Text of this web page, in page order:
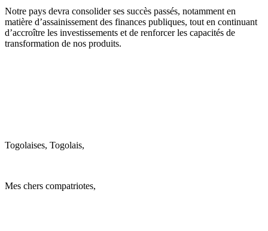
Notre pays devra consolider ses succès passés, notamment en
matière d’assainissement des finances publiques, tout en continuant
d’accroître les investissements et de renforcer les capacités de
transformation de nos produits.
Togolaises, Togolais,
Mes chers compatriotes,